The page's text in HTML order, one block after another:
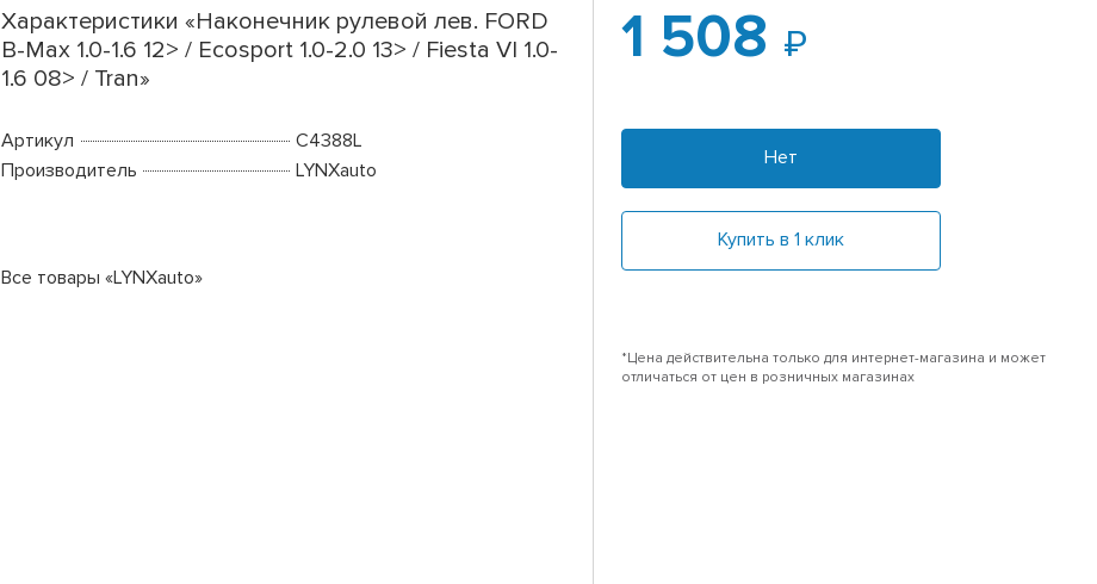
Характеристики «Наконечник рулевой лев. FORD
B-Max 1.0-1.6 12> / Ecosport 1.0-2.0 13> / Fiesta VI 1.0-
1.6 08> / Tran»
Артикул
C4388L
Производитель
LYNXauto
Все товары «LYNXauto»
1 508
Нет
Купить в 1 клик
*Цена действительна только для интернет-магазина и может
отличаться от цен в розничных магазинах